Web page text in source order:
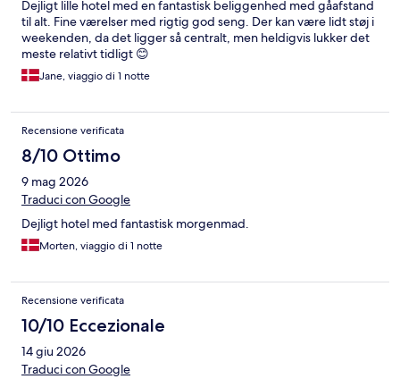
Dejligt lille hotel med en fantastisk beliggenhed med gåafstand
til alt. Fine værelser med rigtig god seng. Der kan være lidt støj i
weekenden, da det ligger så centralt, men heldigvis lukker det
meste relativt tidligt 😊
Jane, viaggio di 1 notte
Recensione verificata
8/10 Ottimo
9 mag 2026
Traduci con Google
Dejligt hotel med fantastisk morgenmad.
Morten, viaggio di 1 notte
Recensione verificata
10/10 Eccezionale
14 giu 2026
Traduci con Google